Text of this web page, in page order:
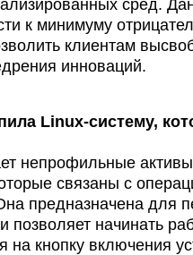
сред.
к минимуму
клиентам
инноваций.
Linux-систему,
непрофильные
связаны с
предназначена для
позволяет начинать
на кнопку включения